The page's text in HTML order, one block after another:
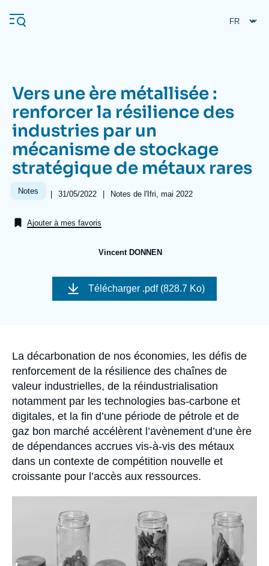
au
contenu
Navigation
principale
L'Ifri
Analyses
À propos de l'Ifri Recherches fréquentes
Vers une ère métallisée :
renforcer la résilience des
industries par un
mécanisme de stockage
stratégique de métaux rares
Notes |
Date
publication
31/05/2022 | Références
Notes de l'Ifri, mai 2022
Ajouter à mes favoris
Vincent DONNEN
Image
couverture
Télécharger .pdf (828.7 Ko)
Accroche
La décarbonation de nos économies, les défis de
renforcement de la résilience des chaînes de
valeur industrielles, de la réindustrialisation
notamment par les technologies bas-carbone et
digitales, et la fin d’une période de pétrole et de
gaz bon marché accélèrent l’avènement d’une ère
de dépendances accrues vis-à-vis des métaux
dans un contexte de compétition nouvelle et
croissante pour l’accès aux ressources.